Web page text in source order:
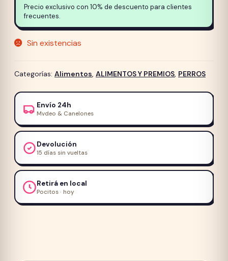
Precio exclusivo con 10% de descuento para clientes
frecuentes.
Sin existencias
Categorías: Alimentos, ALIMENTOS Y PREMIOS, PERROS
Envío 24h
Mvdeo & Canelones
Devolución
15 días sin vueltas
Retirá en local
Pocitos · hoy